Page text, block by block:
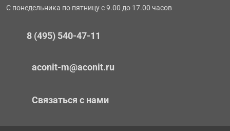
С понедельника по пятницу с 9.00 до 17.00 часов
8 (495) 540-47-11
aconit-m@aconit.ru
Связаться с нами